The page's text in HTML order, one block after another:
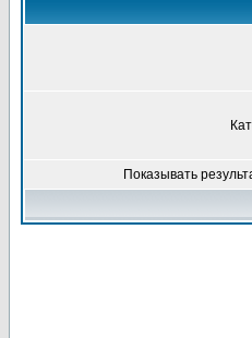
Показывать